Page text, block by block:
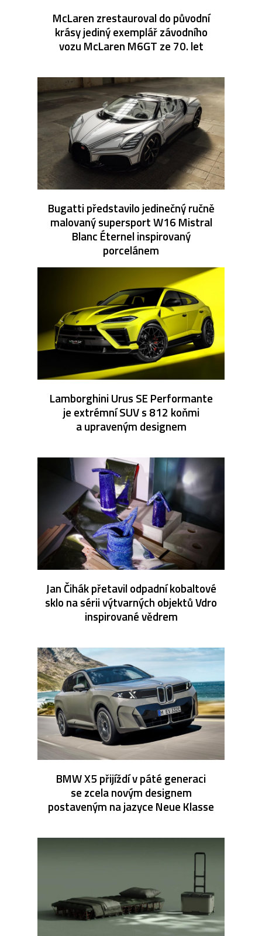
McLaren zrestauroval do původní
krásy jediný exemplář závodního
vozu McLaren M6GT ze 70. let
Bugatti představilo jedinečný ručně
malovaný supersport W16 Mistral
Blanc Éternel inspirovaný
porcelánem
Lamborghini Urus SE Performante
je extrémní SUV s 812 koňmi
a upraveným designem
Jan Čihák přetavil odpadní kobaltové
sklo na sérii výtvarných objektů Vdro
inspirované vědrem
BMW X5 přijíždí v páté generaci
se zcela novým designem
postaveným na jazyce Neue Klasse